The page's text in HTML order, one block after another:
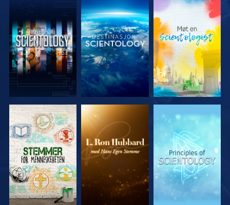
UTFORSK
SERIEN
UTFORSK
SERIEN
UTFORSK
SERIEN